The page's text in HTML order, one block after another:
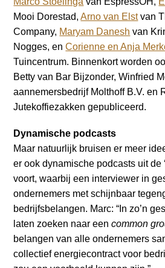
Mooi Dorestad,Arno van Elstvan
Company, Maryam Danesh van
Nogges, enCorienne en Anja
Tuincentrum. Binnenkort worden
Betty van Bar Bijzonder, Winfried
aannemersbedrijf Molthoff B.V. en
Jutekoffiezakken gepubliceerd.
Dynamische podcasts
Maar natuurlijk bruisen er meer
er ook dynamische podcasts uit de
voort, waarbij een interviewer in
ondernemers met schijnbaar
bedrijfsbelangen. Marc: “In zo’n
laten zoeken naar eencommon
belangen van alle ondernemers
collectief energiecontract voor